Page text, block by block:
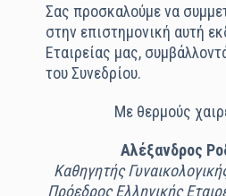
Σας προσκαλούμε να
στην επιστημονική αυτή
Εταιρείας μας,
του Συνεδρίου.
Με θερμούς
Αλέξανδρος
Καθηγητής
Πρόεδρος Ελληνικής